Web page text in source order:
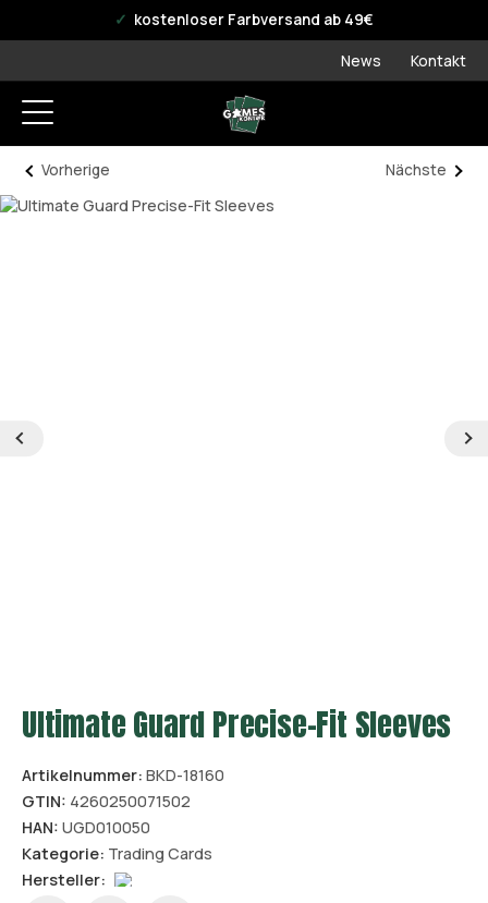
offizieller WPN Storekostenloser Farbversand ab 49€
News Kontakt
Vorherige Nächste
Ultimate Guard Precise-Fit Sleeves
Artikelnummer: BKD-18160
GTIN: 4260250071502
HAN: UGD010050
Kategorie: Trading Cards
Hersteller: